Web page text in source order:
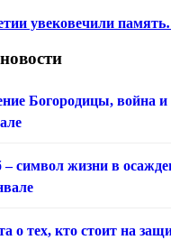
увековечили
Богородицы, война
– символ жизни в
о тех, кто стоит на